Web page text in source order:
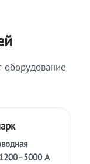
оборудование
А